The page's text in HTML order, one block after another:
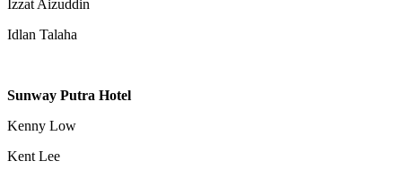
Izzat Aizuddin
Idlan Talaha
Sunway Putra Hotel
Kenny Low
Kent Lee